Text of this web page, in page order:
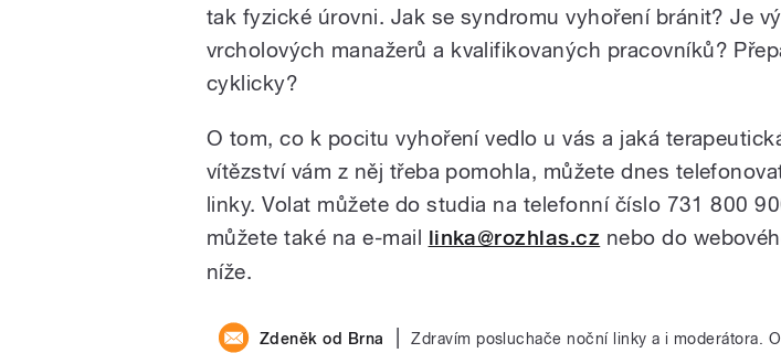
tak fyzické úrovni. Jak se syndromu vyhoření bránit? Je
vrcholových manažerů a kvalifikovaných pracovníků?
cyklicky?
O tom, co k pocitu vyhoření vedlo u vás a jaká
vítězství vám z něj třeba pomohla, můžete dnes
linky. Volat můžete do studia na telefonní číslo 731 800
můžete také na e-mail linka@rozhlas.cz nebo do
níže.
Zdeněk od Brna
Zdravím posluchače noční linky a i moderátora.